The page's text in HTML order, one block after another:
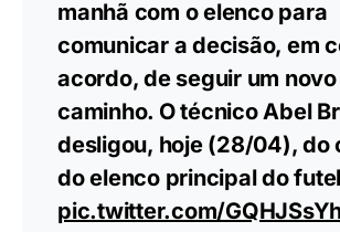
manhã com o elenco para
comunicar a decisão, em
acordo, de seguir um novo
caminho. O técnico Abel
desligou, hoje (28/04), do
do elenco principal do
pic.twitter.com/